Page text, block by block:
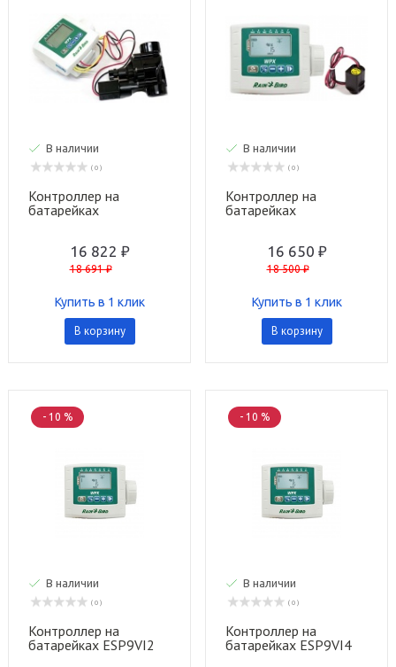
В наличии
( 0 )
Контроллер на
батарейках
DVF Rain Bird
16 822 ₽
18 691 ₽
Купить в 1 клик
В корзину
В наличии
( 0 )
Контроллер на
батарейках
9VDC Rain Bird
16 650 ₽
18 500 ₽
Купить в 1 клик
В корзину
- 10 %
В наличии
( 0 )
Контроллер на
батарейках ESP9VI2
- 10 %
В наличии
( 0 )
Контроллер на
батарейках ESP9VI4